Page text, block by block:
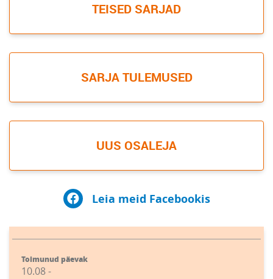
TEISED SARJAD
SARJA TULEMUSED
UUS OSALEJA
Leia meid Facebookis
Toimunud päevak
10.08 -